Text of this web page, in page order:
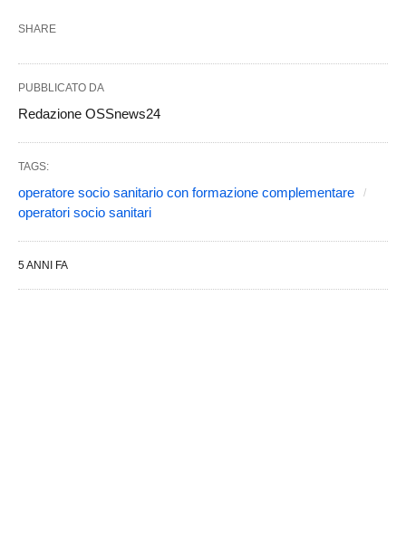
SHARE
PUBBLICATO DA
Redazione OSSnews24
TAGS:
operatore socio sanitario con formazione complementare
operatori socio sanitari
5 ANNI FA